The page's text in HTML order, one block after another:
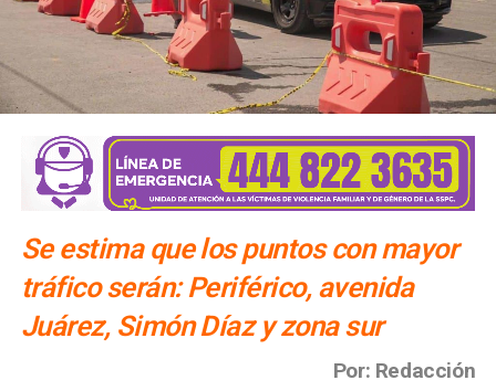
Se estima que los puntos con mayor
tráfico serán: Periférico, avenida
Juárez, Simón Díaz y zona sur
Por: Redacción